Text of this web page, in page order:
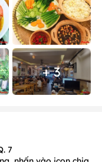
+ 3
7